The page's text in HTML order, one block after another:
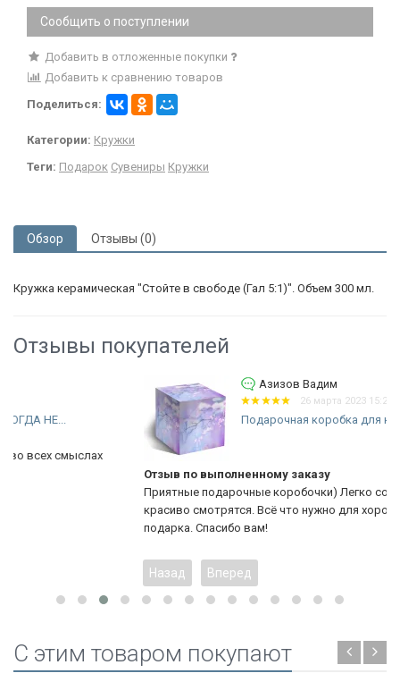
Сообщить о поступлении
Добавить в отложенные покупки
Добавить к сравнению товаров
Поделиться:
Категории: Кружки
Теги: Подарок Сувениры Кружки
Обзор Отзывы (0)
Кружка керамическая "Стойте в свободе (Гал 5:1)". Объем 300 мл.
Отзывы покупателей
Азизов Вадим
26 марта 2023 15:28
Подарочная коробка для кружки...
Отзыв по выполненному заказу
Приятные подарочные коробочки) Легко собираются и
красиво смотрятся. Всё что нужно для хорошего оформления
подарка. Спасибо вам!
Назад Вперед
C этим товаром покупают